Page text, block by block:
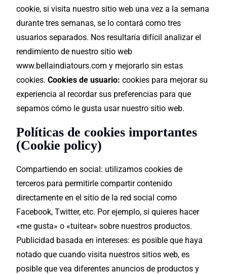
cookie, si visita nuestro sitio web una vez a la semana
durante tres semanas, se lo contará como tres
usuarios separados. Nos resultaría difícil analizar el
rendimiento de nuestro sitio web
www.bellaindiatours.com y mejorarlo sin estas
cookies.Cookies de usuario: cookies para mejorar su
experiencia al recordar sus preferencias para que
sepamos cómo le gusta usar nuestro sitio web.
Políticas de cookies importantes
(Cookie policy)
Compartiendo en social: utilizamos cookies de
terceros para permitirle compartir contenido
directamente en el sitio de la red social como
Facebook, Twitter, etc. Por ejemplo, si quieres hacer
«me gusta» o «tuitear» sobre nuestros productos.
Publicidad basada en intereses: es posible que haya
notado que cuando visita nuestros sitios web, es
posible que vea diferentes anuncios de productos y